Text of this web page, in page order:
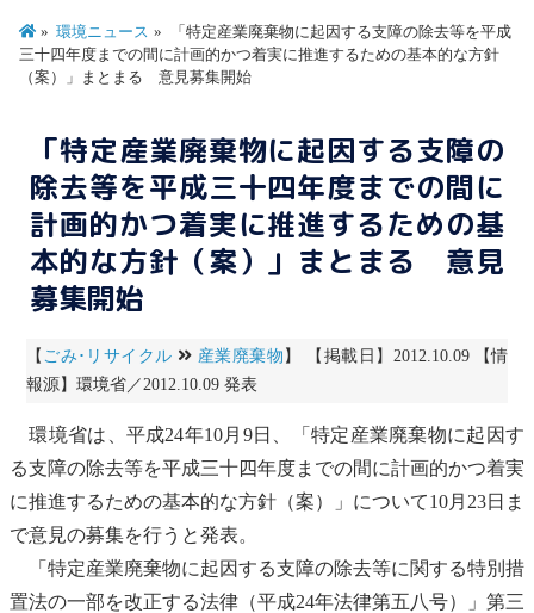
環境ニュース
「特定産業廃棄物に起因する支障の除去等を平成
三十四年度までの間に計画的かつ着実に推進するための基本的な方針
（案）」まとまる 意見募集開始
「特定産業廃棄物に起因する支障の
除去等を平成三十四年度までの間に
計画的かつ着実に推進するための基
本的な方針（案）」まとまる 意見
募集開始
【 ごみ･リサイクル 産業廃棄物 】 【掲載日】2012.10.09 【情
報源】環境省／2012.10.09 発表
環境省は、平成24年10月9日、「特定産業廃棄物に起因す
る支障の除去等を平成三十四年度までの間に計画的かつ着実
に推進するための基本的な方針（案）」について10月23日ま
で意見の募集を行うと発表。
「特定産業廃棄物に起因する支障の除去等に関する特別措
置法の一部を改正する法律（平成24年法律第五八号）」第三